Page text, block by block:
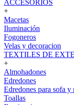
ACCESORIOS
+
Macetas
Iluminación
Fogoneros
Velas y decoracion
TEXTILES DE
+
Almohadones
Edredones
Edredones para sofa y
Toallas